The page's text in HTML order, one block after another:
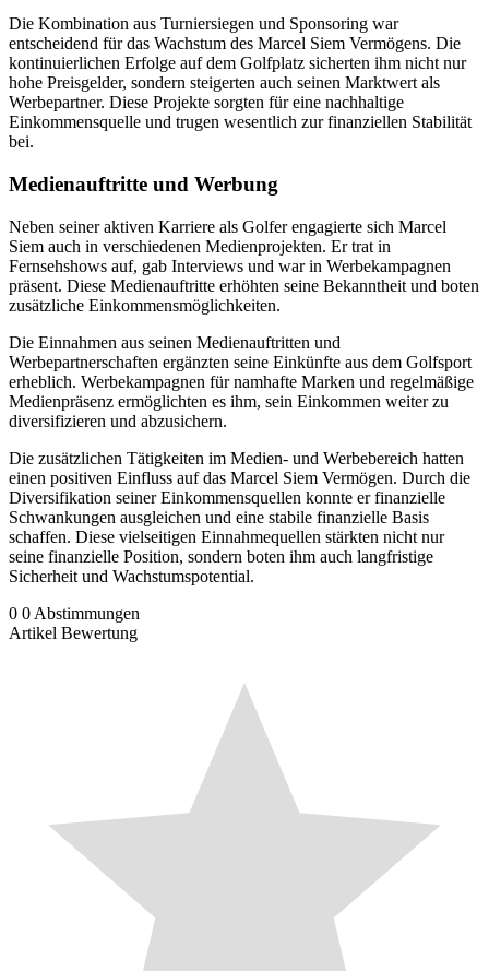
Die Kombination aus Turniersiegen und Sponsoring war
entscheidend für das Wachstum des Marcel Siem Vermögens. Die
kontinuierlichen Erfolge auf dem Golfplatz sicherten ihm nicht nur
hohe Preisgelder, sondern steigerten auch seinen Marktwert als
Werbepartner. Diese Projekte sorgten für eine nachhaltige
Einkommensquelle und trugen wesentlich zur finanziellen Stabilität
bei.
Medienauftritte und Werbung
Neben seiner aktiven Karriere als Golfer engagierte sich Marcel
Siem auch in verschiedenen Medienprojekten. Er trat in
Fernsehshows auf, gab Interviews und war in Werbekampagnen
präsent. Diese Medienauftritte erhöhten seine Bekanntheit und boten
zusätzliche Einkommensmöglichkeiten.
Die Einnahmen aus seinen Medienauftritten und
Werbepartnerschaften ergänzten seine Einkünfte aus dem Golfsport
erheblich. Werbekampagnen für namhafte Marken und regelmäßige
Medienpräsenz ermöglichten es ihm, sein Einkommen weiter zu
diversifizieren und abzusichern.
Die zusätzlichen Tätigkeiten im Medien- und Werbebereich hatten
einen positiven Einfluss auf das Marcel Siem Vermögen. Durch die
Diversifikation seiner Einkommensquellen konnte er finanzielle
Schwankungen ausgleichen und eine stabile finanzielle Basis
schaffen. Diese vielseitigen Einnahmequellen stärkten nicht nur
seine finanzielle Position, sondern boten ihm auch langfristige
Sicherheit und Wachstumspotential.
0 0 Abstimmungen
Artikel Bewertung